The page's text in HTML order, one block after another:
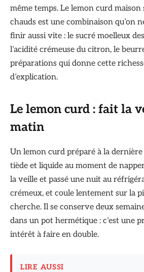
même temps. Le lemon curd maison
chauds est une combinaison qu’on
finir aussi vite : le sucré moelleux
l’acidité crémeuse du citron, le
préparations qui donne cette
d’explication.
Le lemon curd : fait la
matin
Un lemon curd préparé à la
tiède et liquide au moment de
la veille et passé une nuit au
crémeux, et coule lentement sur la
cherche. Il se conserve deux
dans un pot hermétique : c’est une
intérêt à faire en double.
LIRE AUSSI